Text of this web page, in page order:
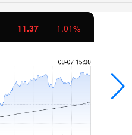
11.37 1.01%